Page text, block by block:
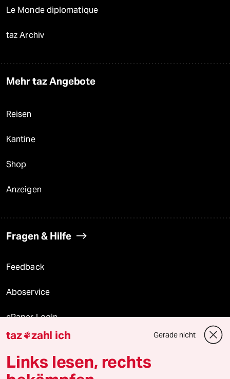
Le Monde diplomatique
taz Archiv
Mehr taz Angebote
Reisen
Kantine
Shop
Anzeigen
Fragen & Hilfe
Feedback
Aboservice
ePaper Login
Downloads für Abonnierende
taz zahl ich Gerade nicht
Links lesen, rechts